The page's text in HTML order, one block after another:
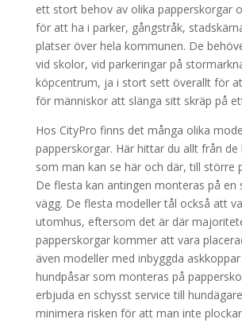
ett stort behov av olika papperskorgar
för att ha i parker, gångstråk,
platser över hela kommunen. De
vid skolor, vid parkeringar på
köpcentrum, ja i stort sett överallt för
för människor att slänga sitt skräp på
Hos CityPro finns det många olika
papperskorgar. Här hittar du allt från de
som man kan se här och där, till större
De flesta kan antingen monteras på en
vägg. De flesta modeller tål också att
utomhus, eftersom det är där
papperskorgar kommer att vara
även modeller med inbyggda
hundpåsar som monteras på
erbjuda en schysst service till
minimera risken för att man inte